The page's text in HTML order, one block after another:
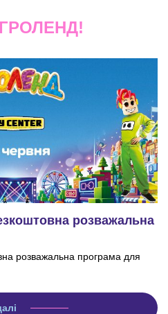
розважальна
розважальна програма для